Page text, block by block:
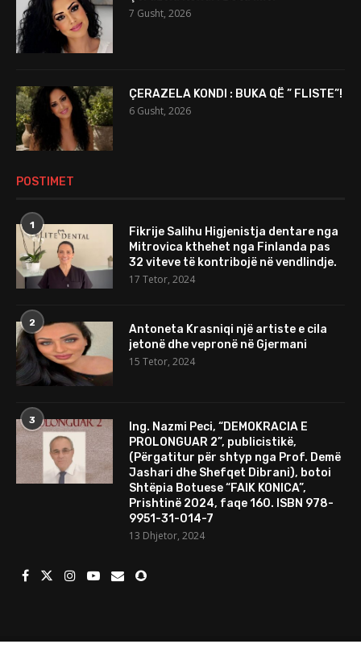
7 Gusht, 2026
ÇERAZELA KONDI : BUKA QË ” FLISTE”!
6 Gusht, 2026
POSTIMET
1
Fikrije Salihu Higjenistja dentare nga
Mitrovica kthehet nga Finlanda pas
32 viteve të kontribojë në vendlindje.
17 Tetor, 2024
2
Antoneta Krasniqi një artiste e cila
jetonë dhe vepronë në Gjermani
15 Tetor, 2024
3
Ing. Nazmi Peci, “DEMOKRACIA E
PROLONGUAR 2”, publicistikë,
(Përgatitur për shtyp nga Prof. Demë
Jashari dhe Shefqet Dibrani), botoi
Shtëpia Botuese “FAIK KONICA”,
Prishtinë 2024, faqe 160. ISBN 978-
9951-31-014-7
13 Dhjetor, 2024